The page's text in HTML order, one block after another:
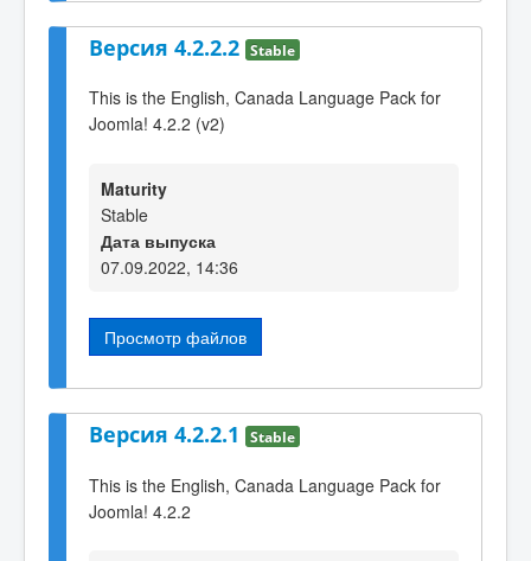
Версия 4.2.2.2 Stable
This is the English, Canada Language Pack for
Joomla! 4.2.2 (v2)
Maturity
Stable
Дата выпуска
07.09.2022, 14:36
Просмотр файлов
Версия 4.2.2.1 Stable
This is the English, Canada Language Pack for
Joomla! 4.2.2